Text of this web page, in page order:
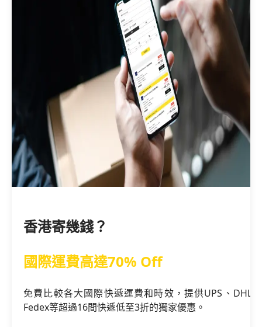
香港寄幾錢？
國際運費高達70% Off
免費比較各大國際快遞運費和時效，提供UPS、DHL、
Fedex等超過16間快遞低至3折的獨家優惠。